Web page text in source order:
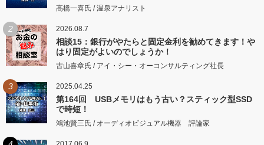
高橋一喜氏 / 温泉アナリスト
2 2026.08.7
相談15：銀行がやたらと固定金利を勧めてきます！や
はり固定がよいのでしょうか！
古山喜章氏 / アイ・シー・オーコンサルティング社長
3 2025.04.25
第164回 USBメモリはもう古い？スティック型SSD
で時短！
鴻池賢三氏 / オーディオビジュアル機器 評論家